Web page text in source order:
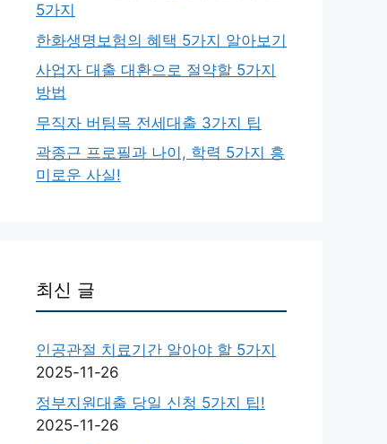
5가지
한화생명보험의 혜택 5가지 알아보기
사업자 대출 대환으로 절약할 5가지
방법
무직자 버팀목 전세대출 3가지 팁
곽종근 프로필과 나이, 학력 5가지 흥
미로운 사실!
최신 글
인공관절 치료기간 알아야 할 5가지
2025-11-26
정부지원대출 당일 신청 5가지 팁!
2025-11-26